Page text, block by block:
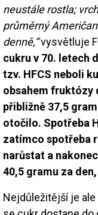
neustále rostla;
průměrný
denně,“vysvětluje
cukru v 70. letech
tzv. HFCS neboli
obsahem fruktózy
přibližně 37,5
otočilo. Spotřeba
zatímco spotřeba
narůstat a
40,5 gramu za
Nejdůležitější je